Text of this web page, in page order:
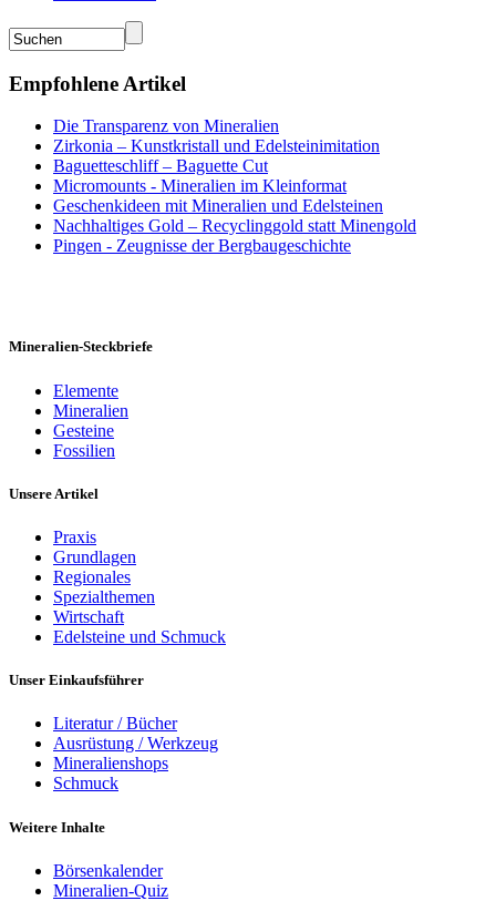
Empfohlene Artikel
Die Transparenz von Mineralien
Zirkonia – Kunstkristall und Edelsteinimitation
Baguetteschliff – Baguette Cut
Micromounts - Mineralien im Kleinformat
Geschenkideen mit Mineralien und Edelsteinen
Nachhaltiges Gold – Recyclinggold statt Minengold
Pingen - Zeugnisse der Bergbaugeschichte
Mineralien-Steckbriefe
Elemente
Mineralien
Gesteine
Fossilien
Unsere Artikel
Praxis
Grundlagen
Regionales
Spezialthemen
Wirtschaft
Edelsteine und Schmuck
Unser Einkaufsführer
Literatur / Bücher
Ausrüstung / Werkzeug
Mineralienshops
Schmuck
Weitere Inhalte
Börsenkalender
Mineralien-Quiz